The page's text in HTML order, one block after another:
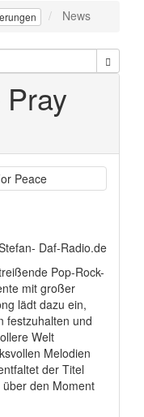
News
Daf-Radio.de
Pop-Rock-
mit großer
lädt dazu ein,
festzuhalten und
Welt
Melodien
der Titel
den Moment